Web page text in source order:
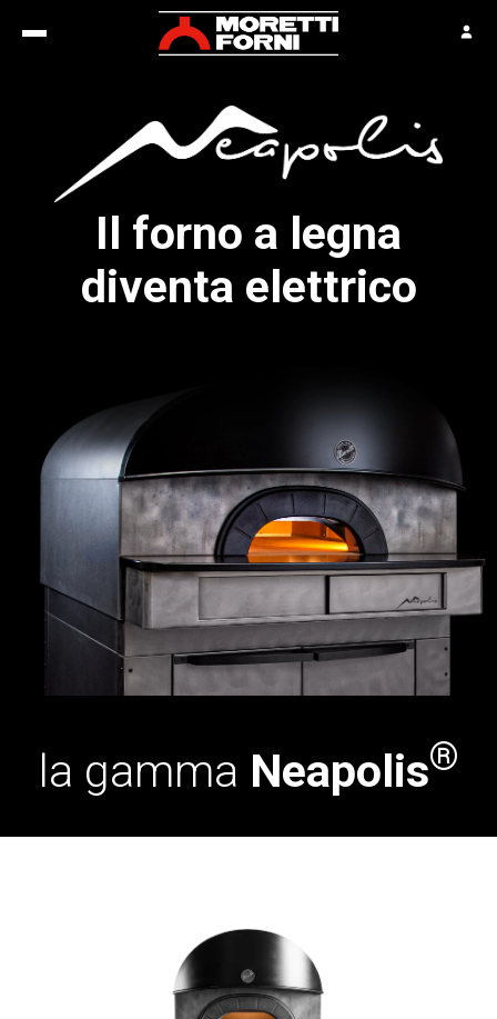
Il forno a legna
diventa elettrico
la gamma Neapolis®